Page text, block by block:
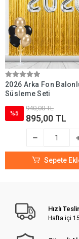
2026 Arka Fon
Süsleme Seti
%5
940,00 TL
895,00 TL
Sepete
Hızlı
Hafta içi